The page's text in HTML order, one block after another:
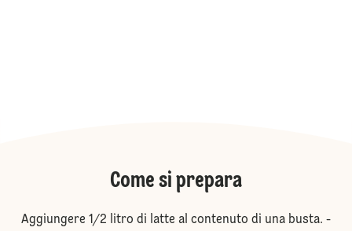
Come si prepara
Aggiungere 1/2 litro di latte al contenuto di una busta. -